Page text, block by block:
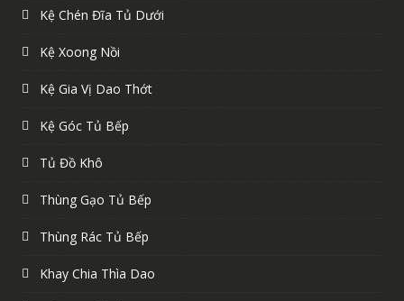
Kệ Chén Đĩa Tủ Dưới
Kệ Xoong Nồi
Kệ Gia Vị Dao Thớt
Kệ Góc Tủ Bếp
Tủ Đồ Khô
Thùng Gạo Tủ Bếp
Thùng Rác Tủ Bếp
Khay Chia Thìa Dao